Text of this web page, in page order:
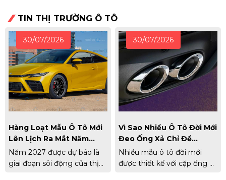
TIN THỊ TRƯỜNG Ô TÔ
30/07/2026
Hàng Loạt Mẫu Ô Tô Mới
Lên Lịch Ra Mắt Năm
2027
Năm 2027 được dự báo là
giai đoạn sôi động của thị
30/07/2026
Vì Sao Nhiều Ô Tô Đời Mới
Đeo Ống Xả Chỉ Để
Ngắm?
Nhiều mẫu ô tô đời mới
được thiết kế với cặp ống xả